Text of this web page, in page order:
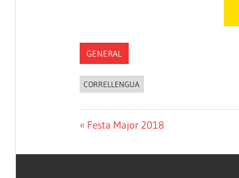
GENERAL
CORRELLENGUA
Previous
Festa Major 2018